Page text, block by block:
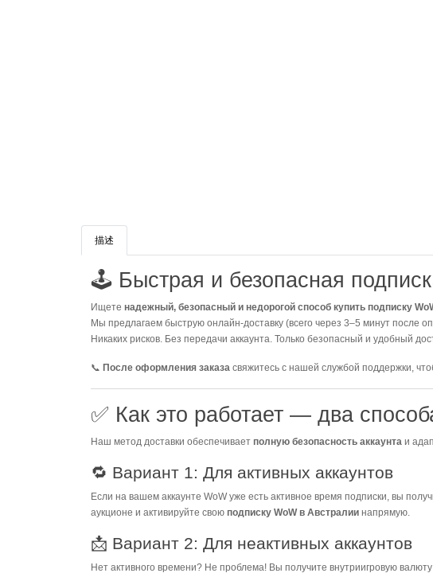
描述
🕹️ Быстрая и безопасная
Ищете надежный, безопасный и недорогой способ купить подписку
Мы предлагаем быструю онлайн-доставку (всего через 3–5 минут после
Никаких рисков. Без передачи аккаунта. Только безопасный и удобный
📞 После оформления заказа свяжитесь с нашей службой поддержки,
✅ Как это работает — два
Наш метод доставки обеспечивает полную безопасность аккаунта и
🔁 Вариант 1: Для активных аккаунтов
Если на вашем аккаунте WoW уже есть активное время подписки, вы
аукционе и активируйте свою подписку WoW в Австралии напрямую.
📩 Вариант 2: Для неактивных аккаунтов
Нет активного времени? Не проблема! Вы получите внутриигровую